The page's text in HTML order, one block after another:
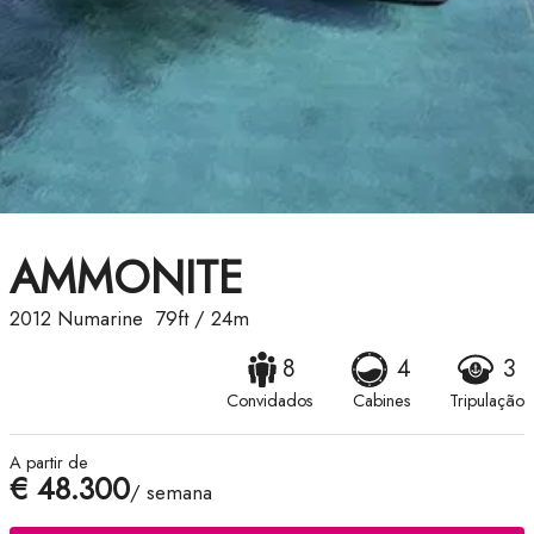
AMMONITE
2012 Numarine 79ft/ 24m
8
Convidados
4
Cabines
3
Tripulação
A partir de
€ 48.300/ semana